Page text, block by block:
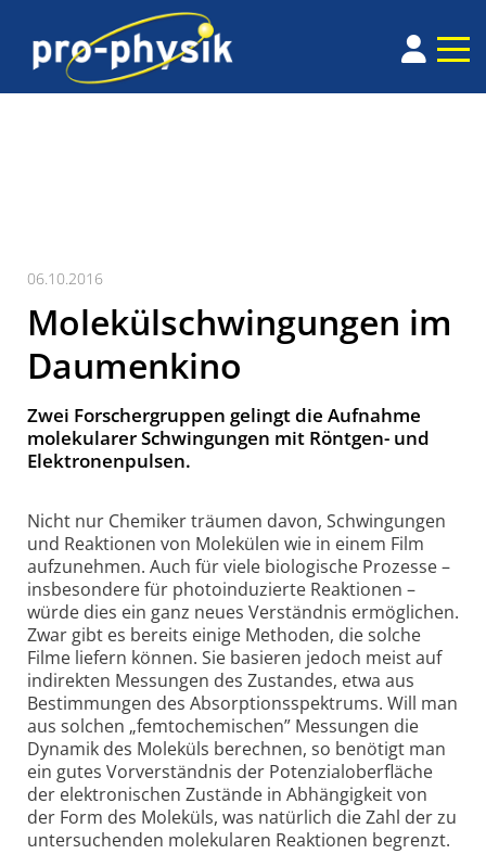
06.10.2016
Molekülschwingungen im
Daumenkino
Zwei Forschergruppen gelingt die Aufnahme
molekularer Schwingungen mit Röntgen- und
Elektronenpulsen.
Nicht nur Chemiker träumen davon, Schwingungen
und Reaktionen von Molekülen wie in einem Film
aufzunehmen. Auch für viele biologische Prozesse –
insbesondere für photo­induzierte Reaktionen –
würde dies ein ganz neues Verständnis ermöglichen.
Zwar gibt es bereits einige Methoden, die solche
Filme liefern können. Sie basieren jedoch meist auf
indirekten Messungen des Zustandes, etwa aus
Bestimmungen des Absorptions­spektrums. Will man
aus solchen „femto­chemischen” Messungen die
Dynamik des Moleküls berechnen, so benötigt man
ein gutes Vorver­ständnis der Potenzial­oberfläche
der elek­tronischen Zustände in Abhängigkeit von
der Form des Moleküls, was natürlich die Zahl der zu
unter­suchenden molekularen Reaktionen begrenzt.